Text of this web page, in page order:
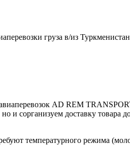
груза в/из
AD REM
и сорганизуем доставку товара
температурного режима